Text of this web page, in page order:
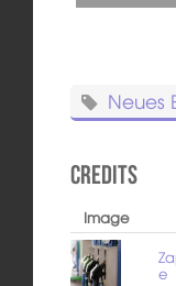
Neues
Credits
Image
e